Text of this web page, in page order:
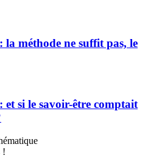
méthode ne suffit pas, le
si le savoir-être comptait
!